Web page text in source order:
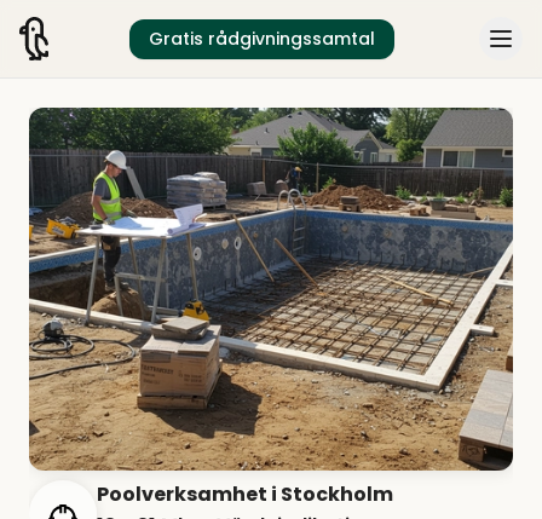
Gratis rådgivningssamtal
Poolverksamhet i Stockholm